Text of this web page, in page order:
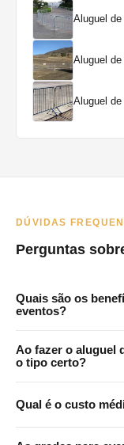
Aluguel
Aluguel
Aluguel
DÚVIDAS
Perguntas
Quais são os
eventos?
segurança ao
pontos de
Ao fazer o aluguel
o tipo certo?
tamanho e o tipo do
que precisam de
Qual é o custo